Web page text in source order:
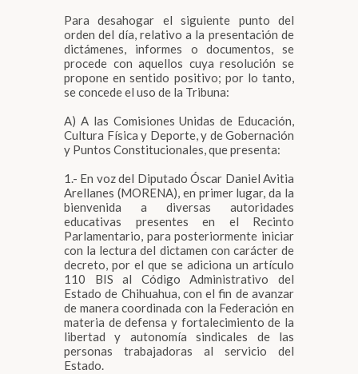
Para desahogar el siguiente punto del
orden del día, relativo a la presentación de
dictámenes, informes o documentos, se
procede con aquellos cuya resolución se
propone en sentido positivo; por lo tanto,
se concede el uso de la Tribuna:
A) A las Comisiones Unidas de Educación,
Cultura Física y Deporte, y de Gobernación
y Puntos Constitucionales, que presenta:
1.- En voz del Diputado Óscar Daniel Avitia
Arellanes (MORENA), en primer lugar, da la
bienvenida a diversas autoridades
educativas presentes en el Recinto
Parlamentario, para posteriormente iniciar
con la lectura del dictamen con carácter de
decreto, por el que se adiciona un artículo
110 BIS al Código Administrativo del
Estado de Chihuahua, con el fin de avanzar
de manera coordinada con la Federación en
materia de defensa y fortalecimiento de la
libertad y autonomía sindicales de las
personas trabajadoras al servicio del
Estado.